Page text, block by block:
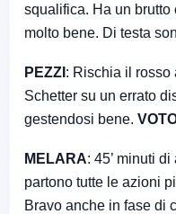
squalifica. Ha un
molto bene. Di testa
PEZZI : Rischia il rosso
Schetter su un errato
gestendosi bene.
MELARA: 45’ minuti
partono tutte le azioni
Bravo anche in fase di